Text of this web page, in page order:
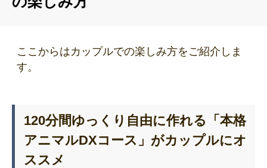
ここからはカップルでの楽しみ方をご紹介しま
す。
120分間ゆっくり自由に作れる「本格
アニマルDXコース」がカップルにオ
ススメ